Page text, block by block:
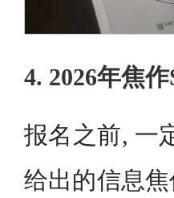
4. 2026年焦
报名之前, 一
给出的信息